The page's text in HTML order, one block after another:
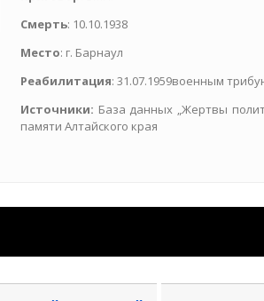
Смерть: 10.10.1938
Место: г. Барнаул
Реабилитация: 31.07.1959военным
Источники: База данных „Жертвы
памяти Алтайского края